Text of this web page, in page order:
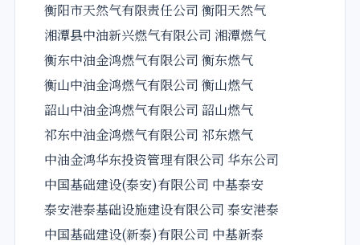
衡阳市天然气有限责任公司 衡阳天然气
湘潭县中油新兴燃气有限公司 湘潭燃气
衡东中油金鸿燃气有限公司 衡东燃气
衡山中油金鸿燃气有限公司 衡山燃气
韶山中油金鸿燃气有限公司 韶山燃气
祁东中油金鸿燃气有限公司 祁东燃气
中油金鸿华东投资管理有限公司 华东公司
中国基础建设(泰安)有限公司 中基泰安
泰安港泰基础设施建设有限公司 泰安港泰
中国基础建设(新泰)有限公司 中基新泰